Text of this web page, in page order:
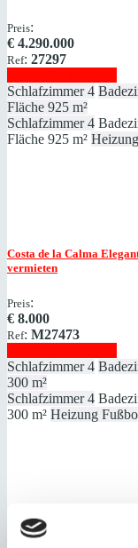
Preis:
€ 4.290.000
Ref: 27297
Schlafzimmer 4
Fläche 925 m²
Schlafzimmer 4
Fläche 925 m² Heizung
Costa de la Calma
vermieten
Preis:
€ 8.000
Ref: M27473
Schlafzimmer 4
300 m²
Schlafzimmer 4
300 m² Heizung
Port Andratx
Cala